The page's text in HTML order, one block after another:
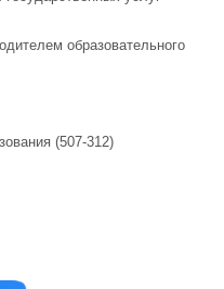
образовательного
(507-312)